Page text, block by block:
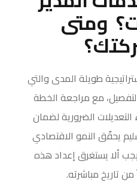
ومتى
طويلة المدى والتي
مع مراجعة الخطة
التعديلات الضرورية لضمان
يحقّق النمو الاقتصادي
ألا يستغرق إعداد هذه